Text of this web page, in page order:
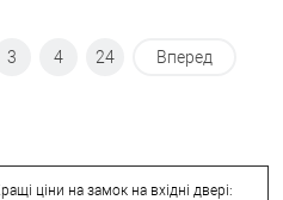
3 4 24 Вперед
ціни на замок на вхідні двері: